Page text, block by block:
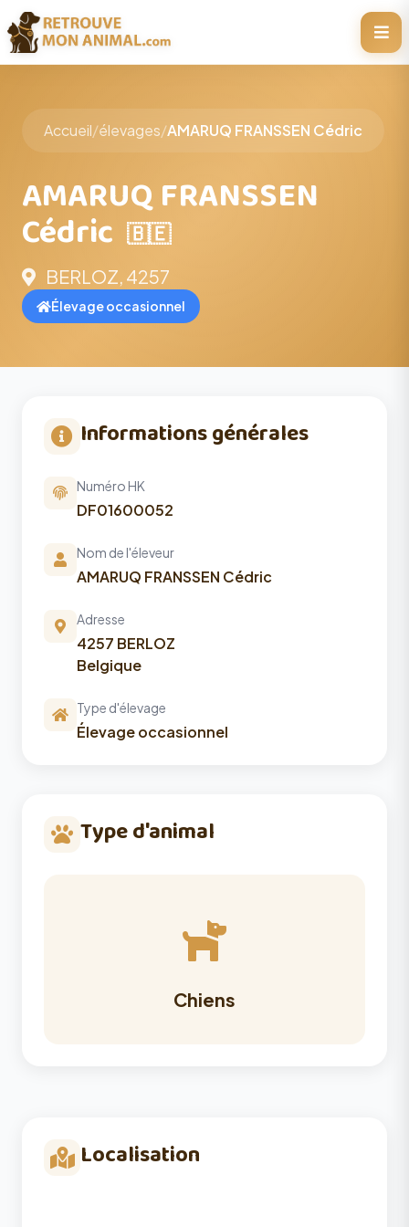
Accueil/élevages/AMARUQ FRANSSEN Cédric
AMARUQ FRANSSEN
Cédric 🇧🇪
BERLOZ, 4257
Élevage occasionnel
Informations générales
Numéro HK
DF01600052
Nom de l'éleveur
AMARUQ FRANSSEN Cédric
Adresse
4257 BERLOZ
Belgique
Type d'élevage
Élevage occasionnel
Type d'animal
Chiens
Localisation